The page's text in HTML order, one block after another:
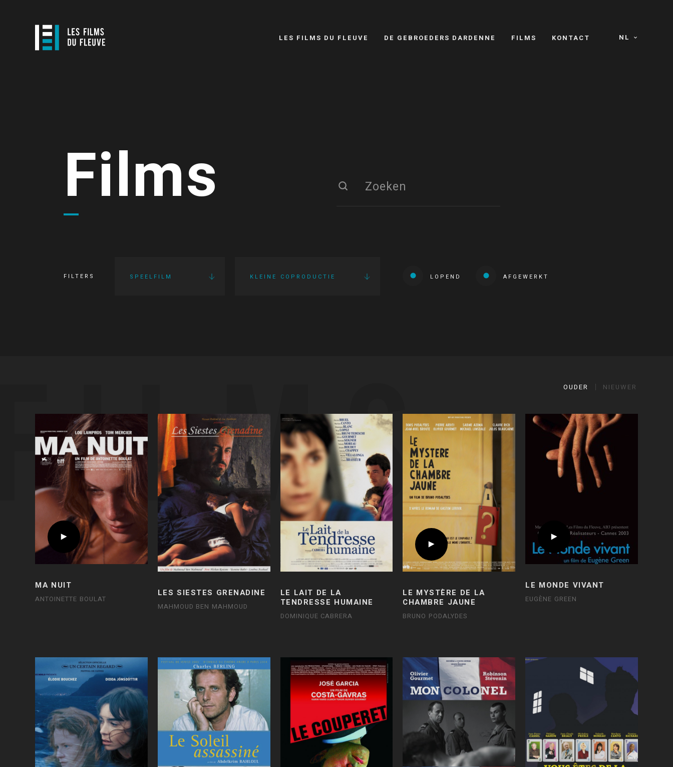
NL
LES FILMS DU FLEUVE DE GEBROEDERS DARDENNE FILMS KONTACT
Films
FILTERS SPEELFILM KLEINE COPRODUCTIE LOPEND AFGEWERKT
OUDER NIEUWER
MA NUIT
ANTOINETTE BOULAT
LES SIESTES GRENADINE
MAHMOUD BEN MAHMOUD
LE LAIT DE LA
TENDRESSE HUMAINE
DOMINIQUE CABRERA
LE MYSTÈRE DE LA
CHAMBRE JAUNE
BRUNO PODALYDES
LE MONDE VIVANT
EUGÈNE GREEN